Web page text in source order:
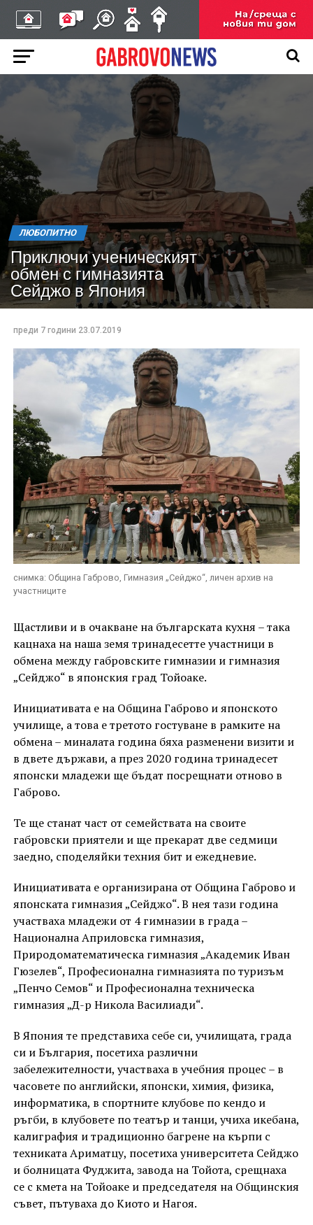
ЛЮБОПИТНО
Приключи ученическият
обмен с гимназията
Сейджо в Япония
преди 7 години 23.07.2019
снимка: Община Габрово, Гимназия „Сейджо“, личен архив на
участниците
Щастливи и в очакване на българската кухня – така
кацнаха на наша земя тринадесетте участници в
обмена между габровските гимназии и гимназия
„Сейджо“ в японския град Тойоаке.
Инициативата е на Община Габрово и японското
училище, а това е третото гостуване в рамките на
обмена – миналата година бяха разменени визити и
в двете държави, а през 2020 година тринадесет
японски младежи ще бъдат посрещнати отново в
Габрово.
Те ще станат част от семействата на своите
габровски приятели и ще прекарат две седмици
заедно, споделяйки техния бит и ежедневие.
Инициативата е организирана от Община Габрово и
японската гимназия „Сейджо“. В нея тази година
участваха младежи от 4 гимназии в града –
Национална Априловска гимназия,
Природоматематическа гимназия „Академик Иван
Гюзелев“, Професионална гимназията по туризъм
„Пенчо Семов“ и Професионална техническа
гимназия „Д-р Никола Василиади“.
В Япония те представиха себе си, училищата, града
си и България, посетиха различни
забележителности, участваха в учебния процес – в
часовете по английски, японски, химия, физика,
информатика, в спортните клубове по кендо и
ръгби, в клубовете по театър и танци, учиха икебана,
калиграфия и традиционно багрене на кърпи с
техниката Ариматцу, посетиха университета Сейджо
и болницата Фуджита, завода на Тойота, срещнаха
се с кмета на Тойоаке и председателя на Общинския
съвет, пътуваха до Киото и Нагоя.